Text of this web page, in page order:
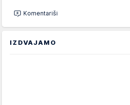
Komentariši
IZDVAJAMO